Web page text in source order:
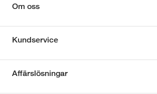
Om oss
Kundservice
Affärslösningar